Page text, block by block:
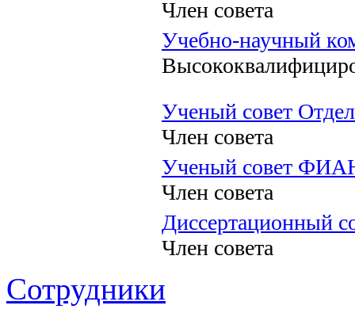
Член совета
Учебно-научный
Ученый совет
Член совета
Ученый совет
Член совета
Диссертационный
Член совета
Сотрудники